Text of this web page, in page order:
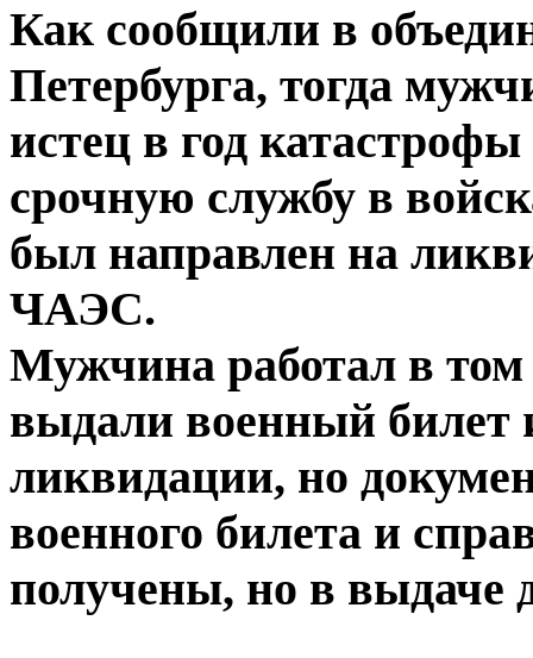
Как сообщили в
Петербурга, тогда
истец в год
срочную службу в
был направлен на
ЧАЭС.
Мужчина работал в
выдали военный билет
ликвидации, но
военного билета и
получены, но в выдаче